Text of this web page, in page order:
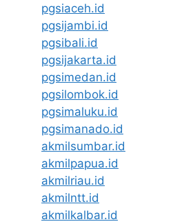
pgsiaceh.id
pgsijambi.id
pgsibali.id
pgsijakarta.id
pgsimedan.id
pgsilombok.id
pgsimaluku.id
pgsimanado.id
akmilsumbar.id
akmilpapua.id
akmilriau.id
akmilntt.id
akmilkalbar.id